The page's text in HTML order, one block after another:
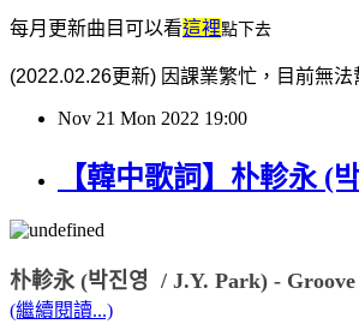
每月更新曲目可以看這裡點下去
(2022.02.26更新) 因課業繁忙，目前無法
Nov 21 Mon 2022 19:00
【韓中歌詞】朴軫永 (
朴軫永 (박진영  / J.Y. Park) -
(繼續閱讀...)